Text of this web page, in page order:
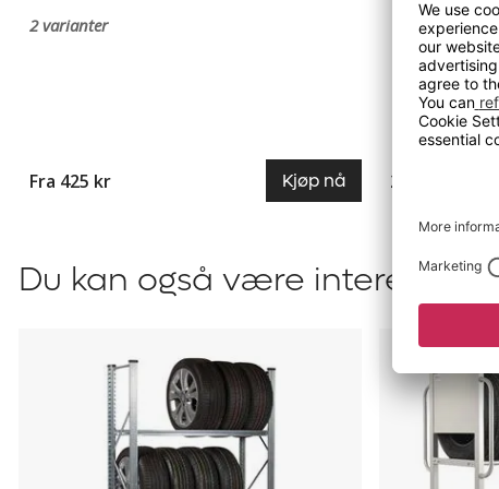
2 varianter
Fra 425 kr Kjøp nå 225 kr
Du kan også være interessert i
Dekkstativ
på
hjul